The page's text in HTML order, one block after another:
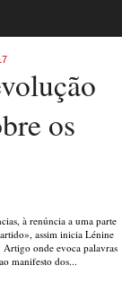
os
à renúncia a uma parte
assim inicia Lénine
Artigo onde evoca palavras
manifesto dos...